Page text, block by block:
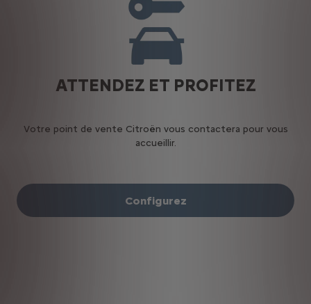
ATTENDEZ ET PROFITEZ
Votre point de vente Citroën vous contactera pour vous
accueillir.
Configurez